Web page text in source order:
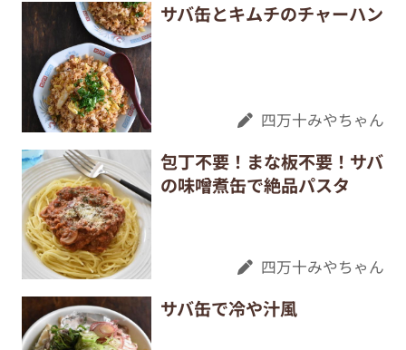
サバ缶とキムチのチャーハン
四万十みやちゃん
包丁不要！まな板不要！サバ
の味噌煮缶で絶品パスタ
四万十みやちゃん
サバ缶で冷や汁風